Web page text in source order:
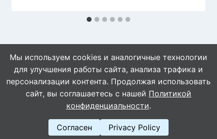
© 2026 WebVinegret
Мы используем cookies и аналогичные технологии
для улучшения работы сайта, анализа трафика и
персонализации контента. Продолжая использовать
сайт, вы соглашаетесь с нашей Политикой
конфиденциальности.
Согласен Privacy Policy